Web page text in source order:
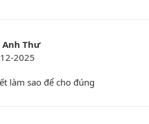
Anh Thư
2025
làm sao để cho đúng